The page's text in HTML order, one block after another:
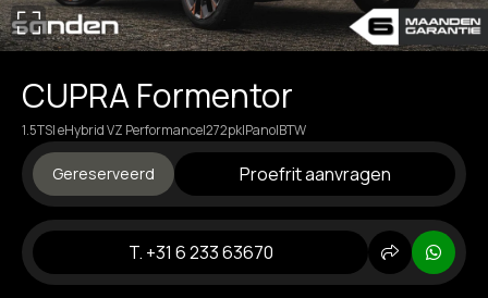
CUPRA Formentor
1.5TSI eHybrid VZ Performance|272pk|Pano|BTW
Gereserveerd Proefrit aanvragen
T. +31 6 233 63670
Delen